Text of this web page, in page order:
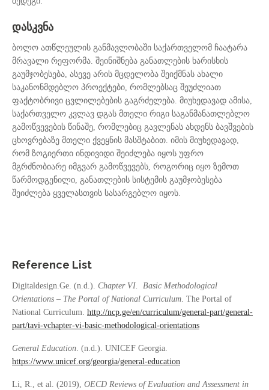
დასკვნა
ბოლო ათწლეულის განმავლობაში საქართველომ ჩაატარა
მრავალი რეფორმა. შეინიშნება განათლების ხარისხის
გაუმჯობესება, ასევე არის მცდელობა შეიქმნას ახალი
საკანონმდებლო პროექტები, რომლებსაც შეუძლიათ
ფაქტობრივი ცვლილებების გაგრძელება. მიუხედავად ამისა,
საქართველო კვლავ დგას მთელი რიგი საგანმანათლებლო
გამოწვევების წინაშე, რომლებიც გავლენას ახდენს ბავშვების
ცხოვრებაზე მთელი ქვეყნის მასშტაბით. იმის მიუხედავად,
რომ ზოგიერთი ინდივიდი შეიძლება იყოს უფრო
მგრძნობიარე იმგვარ გამოწვევებს, როგორიც იყო ზემოთ
წარმოდგენილი, განათლების სისტემის გაუმჯობესება
შეიძლება ყველასთვის სასარგებლო იყოს.
Reference List
Digitaldesign.Ge. (n.d.). Chapter VI. Basic Methodological
Orientations – The Portal of National Curriculum. The Portal of
National Curriculum. http://ncp.ge/en/curriculum/general-part/general-
part/tavi-vchapter-vi-basic-methodological-orientations
General Education. (n.d.). UNICEF Georgia.
https://www.unicef.org/georgia/general-education
Li, R., et al. (2019), OECD Reviews of Evaluation and Assessment in